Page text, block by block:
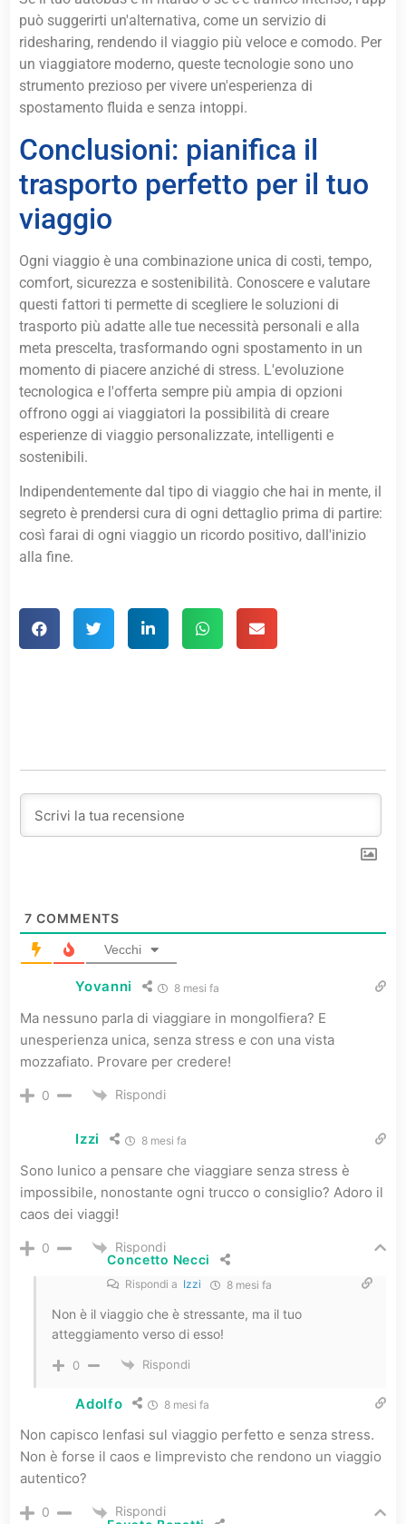
può suggerirti un'alternativa, come un servizio di
ridesharing, rendendo il viaggio più veloce e comodo. Per
un viaggiatore moderno, queste tecnologie sono uno
strumento prezioso per vivere un'esperienza di
spostamento fluida e senza intoppi.
Conclusioni: pianifica il
trasporto perfetto per il tuo
viaggio
Ogni viaggio è una combinazione unica di costi, tempo,
comfort, sicurezza e sostenibilità. Conoscere e valutare
questi fattori ti permette di scegliere le soluzioni di
trasporto più adatte alle tue necessità personali e alla
meta prescelta, trasformando ogni spostamento in un
momento di piacere anziché di stress. L'evoluzione
tecnologica e l'offerta sempre più ampia di opzioni
offrono oggi ai viaggiatori la possibilità di creare
esperienze di viaggio personalizzate, intelligenti e
sostenibili.
Indipendentemente dal tipo di viaggio che hai in mente, il
segreto è prendersi cura di ogni dettaglio prima di partire:
così farai di ogni viaggio un ricordo positivo, dall'inizio
alla fine.
7 COMMENTS
Vecchi
Yovanni 8 mesi fa
Ma nessuno parla di viaggiare in mongolfiera? E
unesperienza unica, senza stress e con una vista
mozzafiato. Provare per credere!
0 Rispondi
Izzi 8 mesi fa
Sono lunico a pensare che viaggiare senza stress è
impossibile, nonostante ogni trucco o consiglio? Adoro il
caos dei viaggi!
0
Rispondi
Concetto Necci
Rispondi a Izzi 8 mesi fa
Non è il viaggio che è stressante, ma il tuo
atteggiamento verso di esso!
0 Rispondi
Adolfo 8 mesi fa
Non capisco lenfasi sul viaggio perfetto e senza stress.
Non è forse il caos e limprevisto che rendono un viaggio
autentico?
0
Rispondi